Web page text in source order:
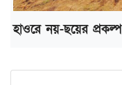
হাওরে নয়-ছয়ের প্রকল্প